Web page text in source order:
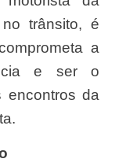
trânsito, é
a
e ser o
encontros da